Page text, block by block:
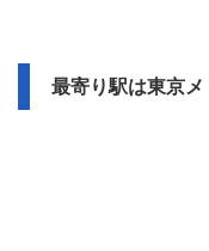
最寄り駅は東京メ